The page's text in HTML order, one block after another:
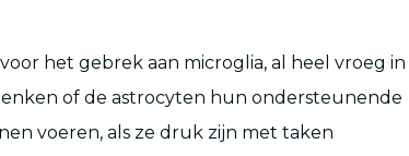
het gebrek aan microglia, al heel vroeg in
of de astrocyten hun ondersteunende
voeren, als ze druk zijn met taken